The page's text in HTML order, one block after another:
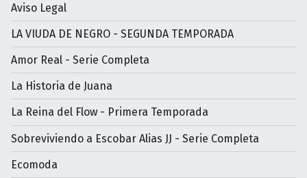
Aviso Legal
LA VIUDA DE NEGRO - SEGUNDA TEMPORADA
Amor Real - Serie Completa
La Historia de Juana
La Reina del Flow - Primera Temporada
Sobreviviendo a Escobar Alias JJ - Serie Completa
Ecomoda